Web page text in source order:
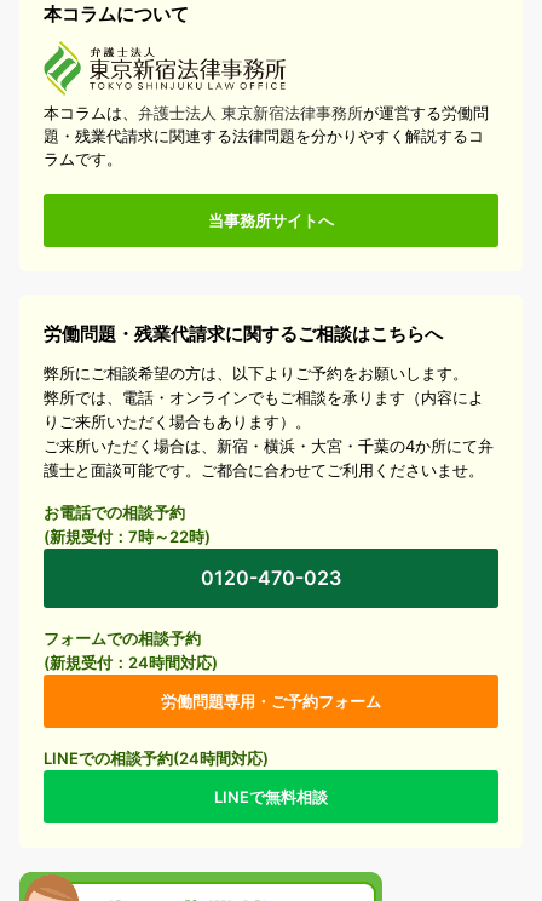
本コラムについて
本コラムは、 弁護士法人 東京新宿法律事務所が運営する労働問
題・残業代請求に関連する法律問題を分かりやすく解説するコ
ラムです。
当事務所サイトへ
労働問題・残業代請求に関するご相談はこちらへ
弊所にご相談希望の方は、以下よりご予約をお願いします。
弊所では、電話・オンラインでもご相談を承ります（内容によ
りご来所いただく場合もあります）。
ご来所いただく場合は、新宿・横浜・大宮・千葉の4か所にて弁
護士と面談可能です。ご都合に合わせてご利用くださいませ。
お電話での相談予約
(新規受付：7時～22時)
0120-470-023
フォームでの相談予約
(新規受付：24時間対応)
労働問題専用・ご予約フォーム
LINEでの相談予約(24時間対応)
LINEで無料相談